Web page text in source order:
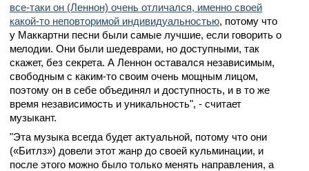
все-таки он (Леннон) очень отличался, именно своей
какой-то неповторимой индивидуальностью, потому что
у Маккартни песни были самые лучшие, если говорить о
мелодии. Они были шедеврами, но доступными, так
скажет, без секрета. А Леннон оставался независимым,
свободным с каким-то своим очень мощным лицом,
поэтому он в себе объединял и доступность, и в то же
время независимость и уникальность", - считает
музыкант.
"Эта музыка всегда будет актуальной, потому что они
(«Битлз») довели этот жанр до своей кульминации, и
после этого можно было только менять направления, а